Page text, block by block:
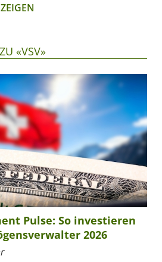
«VSV»
Pulse: So investieren
2026